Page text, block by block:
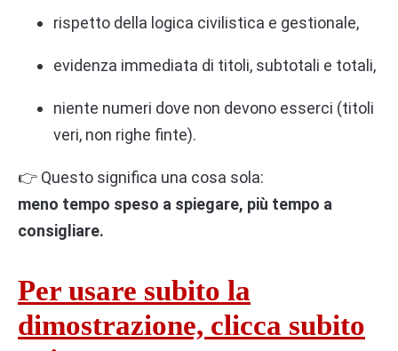
rispetto della logica civilistica e gestionale,
evidenza immediata di titoli, subtotali e totali,
niente numeri dove non devono esserci (titoli
veri, non righe finte).
👉 Questo significa una cosa sola:
meno tempo speso a spiegare, più tempo a
consigliare.
Per usare subito la
dimostrazione, clicca subito